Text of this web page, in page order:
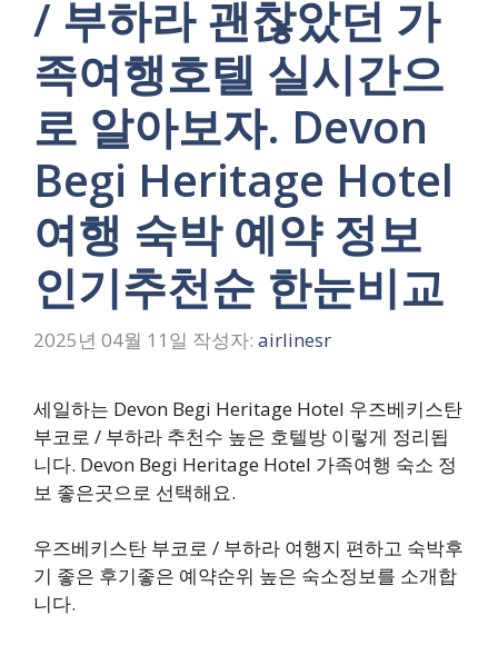
/ 부하라 괜찮았던 가
족여행호텔 실시간으
로 알아보자. Devon
Begi Heritage Hotel
여행 숙박 예약 정보
인기추천순 한눈비교
2025년 04월 11일 작성자: airlinesr
세일하는 Devon Begi Heritage Hotel 우즈베키스탄
부코로 / 부하라 추천수 높은 호텔방 이렇게 정리됩
니다. Devon Begi Heritage Hotel 가족여행 숙소 정
보 좋은곳으로 선택해요.
우즈베키스탄 부코로 / 부하라 여행지 편하고 숙박후
기 좋은 후기좋은 예약순위 높은 숙소정보를 소개합
니다.